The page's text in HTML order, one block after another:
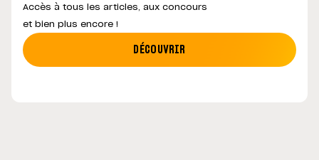
Accès à tous les articles, aux concours
et bien plus encore !
DÉCOUVRIR